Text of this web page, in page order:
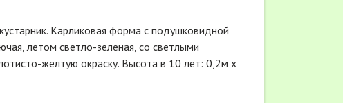
Карликовая форма с подушковидной
летом светло-зеленая, со светлыми
желтую окраску. Высота в 10 лет: 0,2м х